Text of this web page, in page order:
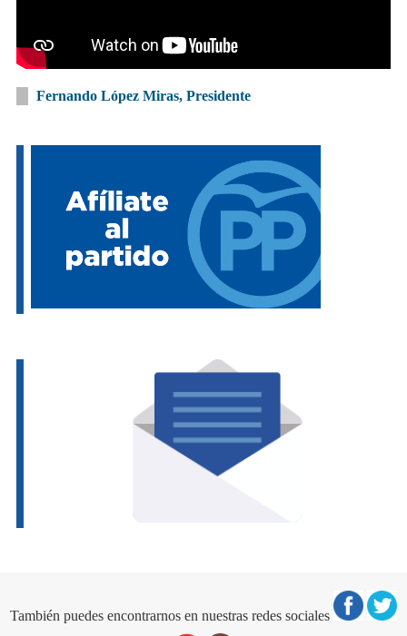
Fernando López Miras, Presidente
También puedes encontrarnos en nuestras redes sociales